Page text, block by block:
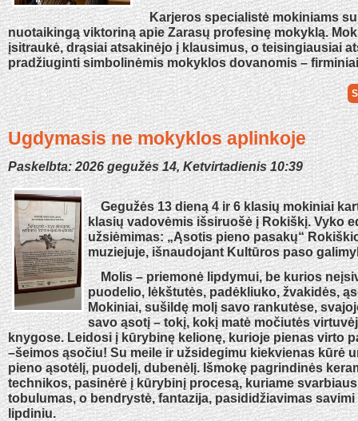
Karjeros specialistė mokiniams
nuotaikingą viktoriną apie Zarasų profesinę mokyklą.
įsitraukė, drąsiai atsakinėjo į klausimus, o teisingiausiai
pradžiuginti simbolinėmis mokyklos dovanomis –
Ugdymasis ne mokyklos aplinkoje
Paskelbta: 2026 gegužės 14, Ketvirtadienis 10:39
Gegužės 13 dieną 4 ir 6 klasių mokiniai
klasių vadovėmis išsiruošė į Rokiškį. Vyko
užsiėmimas: „Ąsotis pieno pasakų“
muziejuje, išnaudojant Kultūros paso
Molis – priemonė lipdymui, be kurios
puodelio, lėkštutės, padėkliuko, žvakidės,
Mokiniai, sušildę molį savo rankutėse,
savo ąsotį – tokį, kokį matė močiutės
knygose. Leidosi į kūrybinę kelionę, kurioje pienas virto
–šeimos ąsočiu! Su meile ir užsidegimu kiekvienas kūrė
pieno ąsotėlį, puodelį, dubenėlį. Išmokę pagrindinės
technikos, pasinėrė į kūrybinį procesą, kuriame
tobulumas, o bendrystė, fantazija, pasididžiavimas
lipdiniu.